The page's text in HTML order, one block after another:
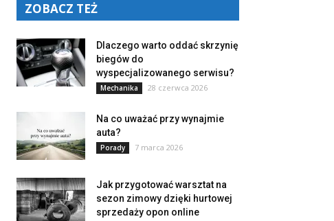
ZOBACZ TEŻ
Dlaczego warto oddać skrzynię
biegów do
wyspecjalizowanego serwisu?
Mechanika 28 czerwca 2026
Na co uważać przy wynajmie
auta?
Porady 7 marca 2026
Jak przygotować warsztat na
sezon zimowy dzięki hurtowej
sprzedaży opon online